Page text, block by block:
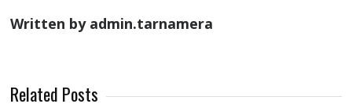
Written by admin.tarnamera
Related Posts